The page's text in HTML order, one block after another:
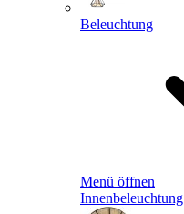
Beleuchtung
Menü öffnen
Innenbeleuchtung